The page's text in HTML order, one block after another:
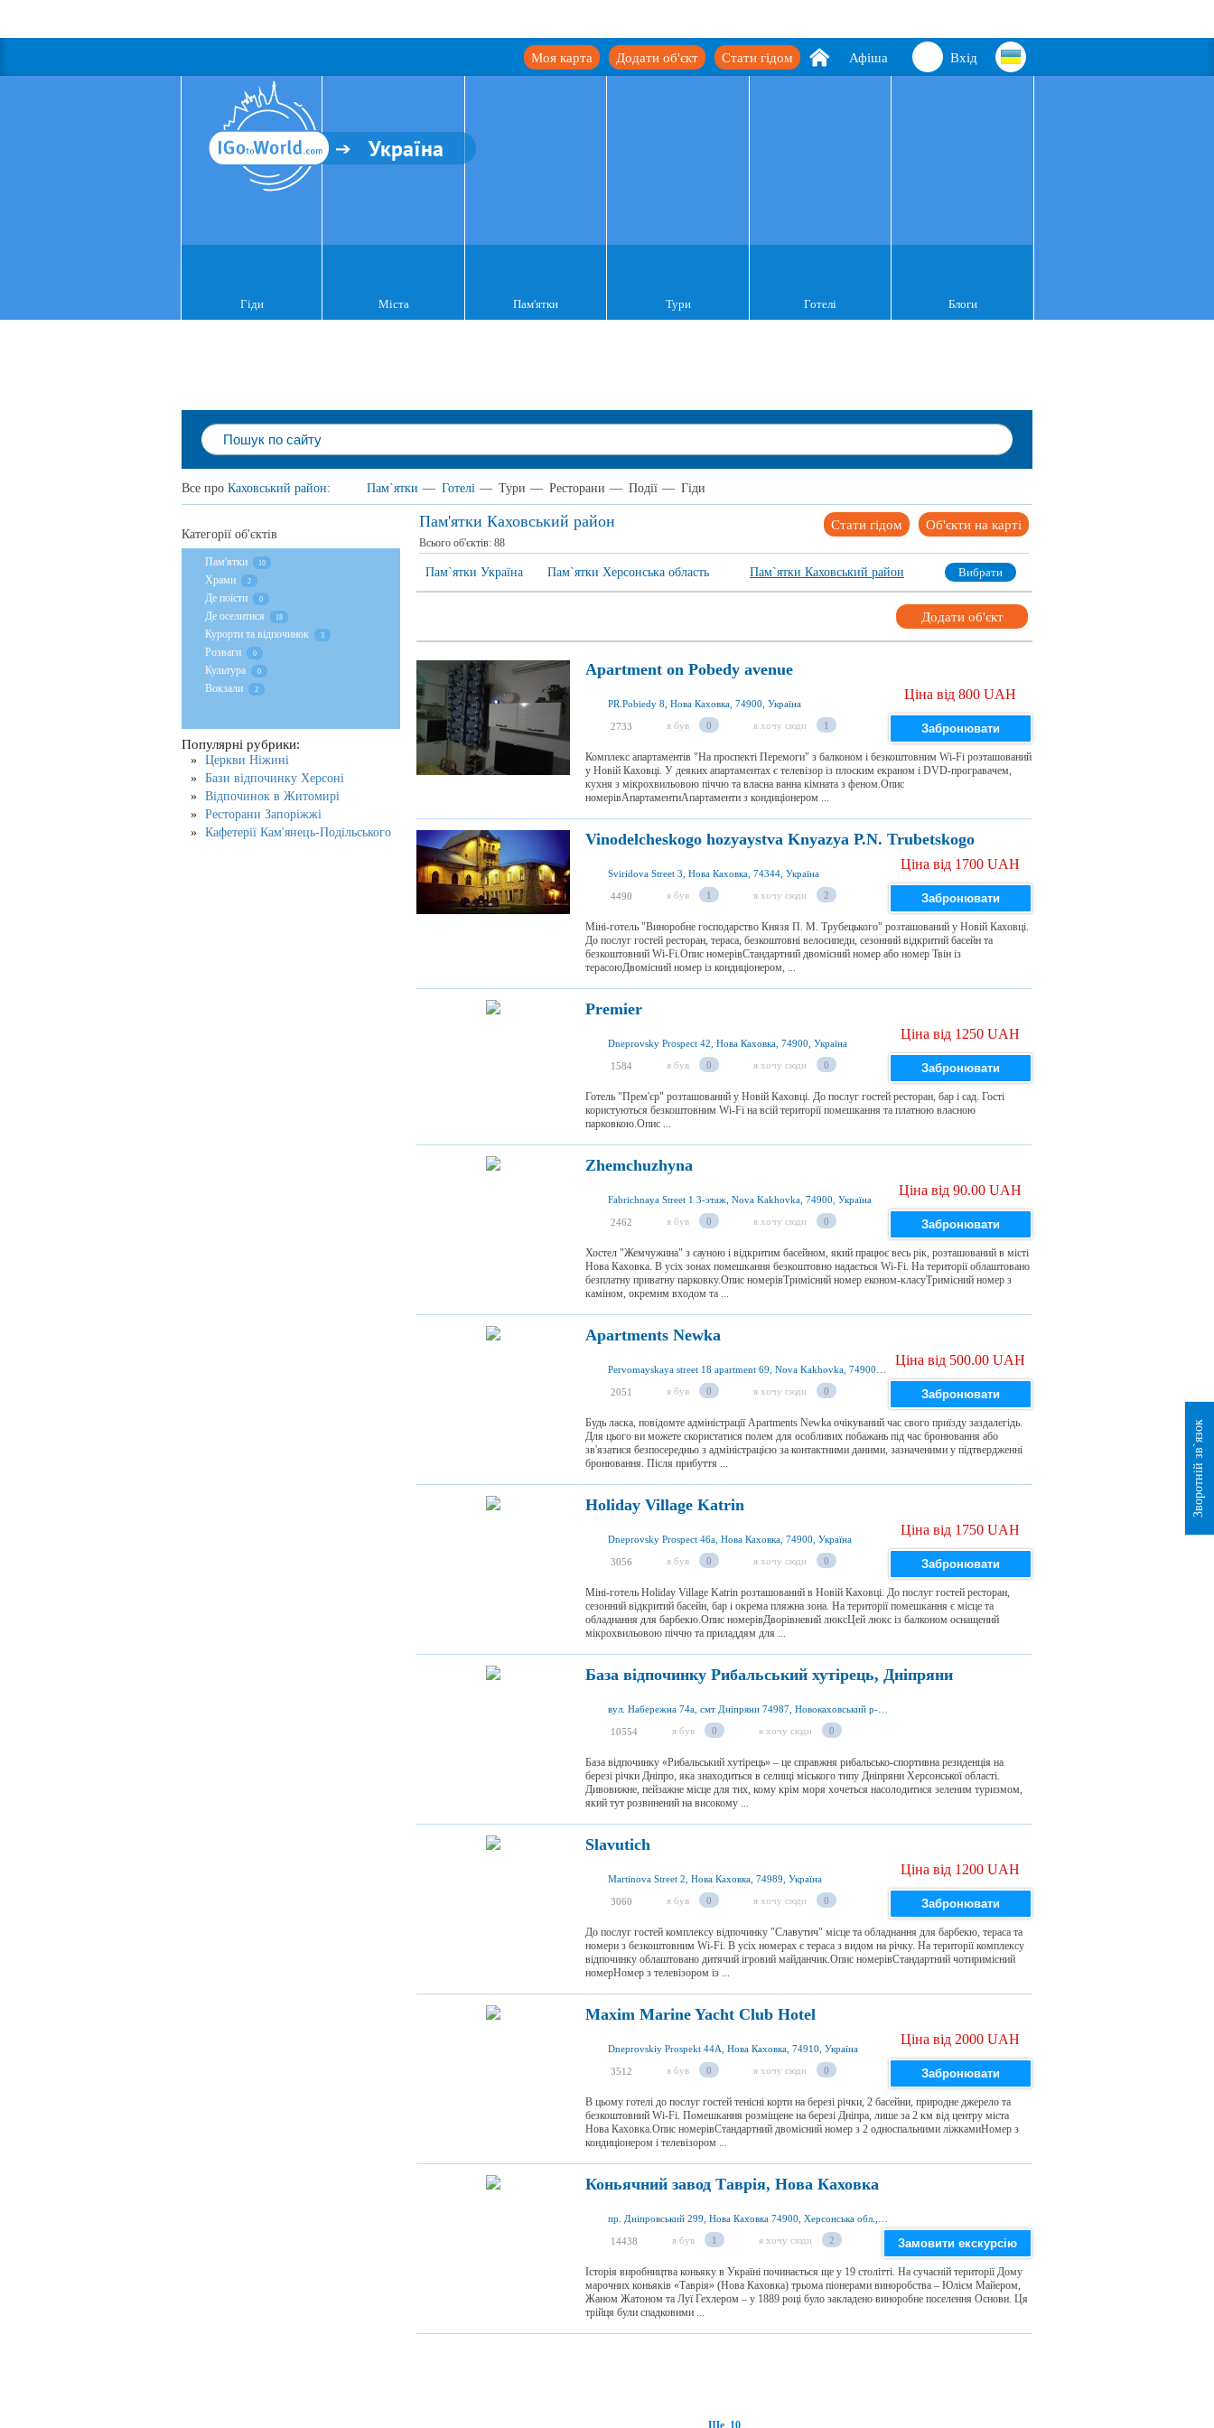
Вхід
Афіша
Стати гідом
Додати об'єкт
Моя карта
Україна
Гіди Міста Пам'ятки Тури Готелі Блоги
Все про Каховський район: Пам`ятки — Готелі — Тури — Ресторани — Події — Гіди
Пам'ятки Каховський район Об'єкти на карті
Стати гідом
Всього об'єктів: 88
Пам`ятки Україна Пам`ятки Херсонська область Пам`ятки Каховський район Вибрати
Додати об'єкт
Apartment on Pobedy avenue
PR.Pobiedy 8, Нова Каховка, 74900, Україна
2733 я був 0 я хочу сюди 1
Ціна від 800 UAH
Забронювати
Комплекс апартаментів "На проспекті Перемоги" з балконом і безкоштовним Wi-Fi розташований
у Новій Каховці. У деяких апартаментах є телевізор із плоским екраном і DVD-програвачем,
кухня з мікрохвильовою піччю та власна ванна кімната з феном.Опис
номерівАпартаментиАпартаменти з кондиціонером ...
Vinodelcheskogo hozyaystva Knyazya P.N. Trubetskogo
Sviridova Street 3, Нова Каховка, 74344, Україна
4490 я був 1 я хочу сюди 2
Ціна від 1700 UAH
Забронювати
Міні-готель "Виноробне господарство Князя П. М. Трубецького" розташований у Новій Каховці.
До послуг гостей ресторан, тераса, безкоштовні велосипеди, сезонний відкритий басейн та
безкоштовний Wi-Fi.Опис номерівСтандартний двомісний номер або номер Твін із
терасоюДвомісний номер із кондиціонером, ...
Premier
Dneprovsky Prospect 42, Нова Каховка, 74900, Україна
1584 я був 0 я хочу сюди 0
Ціна від 1250 UAH
Забронювати
Готель "Прем'єр" розташований у Новій Каховці. До послуг гостей ресторан, бар і сад. Гості
користуються безкоштовним Wi-Fi на всій території помешкання та платною власною
парковкою.Опис ...
Zhemchuzhyna
Fabrichnaya Street 1 3-этаж, Nova Kakhovka, 74900, Україна
2462 я був 0 я хочу сюди 0
Ціна від 90.00 UAH
Забронювати
Хостел "Жемчужина" з сауною і відкритим басейном, який працює весь рік, розташований в місті
Нова Каховка. В усіх зонах помешкання безкоштовно надається Wi-Fi. На території облаштовано
безплатну приватну парковку.Опис номерівТримісний номер економ-класуТримісний номер з
каміном, окремим входом та ...
Apartments Newka
2051 я був 0 я хочу сюди 0
Ціна від 500.00 UAH
Забронювати
Будь ласка, повідомте адміністрації Apartments Newka очікуваний час свого приїзду заздалегідь.
Для цього ви можете скористатися полем для особливих побажань під час бронювання або
зв'язатися безпосередньо з адміністрацією за контактними даними, зазначеними у підтвердженні
бронювання. Після прибуття ...
Holiday Village Katrin
Dneprovsky Prospect 46a, Нова Каховка, 74900, Україна
3056 я був 0 я хочу сюди 0
Ціна від 1750 UAH
Забронювати
Міні-готель Holiday Village Katrin розташований в Новій Каховці. До послуг гостей ресторан,
сезонний відкритий басейн, бар і окрема пляжна зона. На території помешкання є місце та
обладнання для барбекю.Опис номерівДворівневий люксЦей люкс із балконом оснащений
мікрохвильовою піччю та приладдям для ...
База відпочинку Рибальський хутірець, Дніпряни
10554 я був 0 я хочу сюди 0
База відпочинку «Рибальський хутірець» – це справжня рибальсько-спортивна резиденція на
березі річки Дніпро, яка знаходиться в селищі міського типу Дніпряни Херсонської області.
Дивовижне, пейзажне місце для тих, кому крім моря хочеться насолодитися зеленим туризмом,
який тут розвинений на високому ...
Slavutich
Martinova Street 2, Нова Каховка, 74989, Україна
3060 я був 0 я хочу сюди 0
Ціна від 1200 UAH
Забронювати
До послуг гостей комплексу відпочинку "Славутич" місце та обладнання для барбекю, тераса та
номери з безкоштовним Wi-Fi. В усіх номерах є тераса з видом на річку. На території комплексу
відпочинку облаштовано дитячий ігровий майданчик.Опис номерівСтандартний чотиримісний
номерНомер з телевізором із ...
Maxim Marine Yacht Club Hotel
Dneprovskiy Prospekt 44A, Нова Каховка, 74910, Україна
3512 я був 0 я хочу сюди 0
Ціна від 2000 UAH
Забронювати
В цьому готелі до послуг гостей тенісні корти на березі річки, 2 басейни, природне джерело та
безкоштовний Wi-Fi. Помешкання розміщене на березі Дніпра, лише за 2 км від центру міста
Нова Каховка.Опис номерівСтандартний двомісний номер з 2 односпальними ліжкамиНомер з
кондиціонером і телевізором ...
Коньячний завод Таврія, Нова Каховка
14438 я був 1 я хочу сюди 2 Замовити екскурсію
Історія виробництва коньяку в Україні починається ще у 19 столітті. На сучасній території Дому
марочних коньяків «Таврія» (Нова Каховка) трьома піонерами виноробства – Юлієм Майером,
Жаном Жатоном та Луї Гехлером – у 1889 році було закладено виноробне поселення Основи. Ця
трійця були спадковими ...
Ще 10
Категорії об'єктів
Пам'ятки 10
Храми 2
Де поїсти 0
Де оселитися 18
Курорти та відпочинок 3
Розваги 0
Культура 0
Вокзали 2
Популярні рубрики:
Церкви Ніжині
Бази відпочинку Херсоні
Відпочинок в Житомирі
Ресторани Запоріжжі
Кафетерії Кам'янець-Подільського
Зворотній зв`язок